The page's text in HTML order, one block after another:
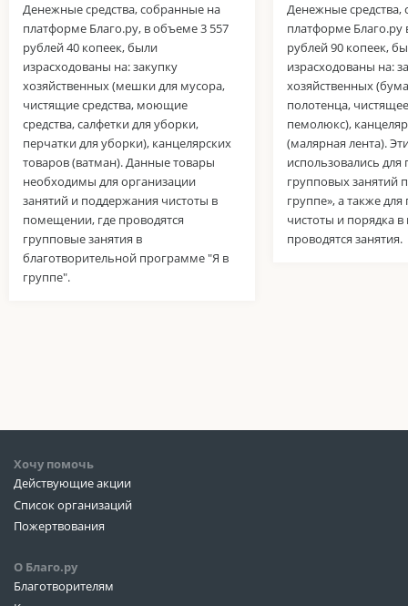
Денежные средства, собранные на
платформе Благо.ру, в объеме 3 557
рублей 40 копеек, были
израсходованы на: закупку
хозяйственных (мешки для мусора,
чистящие средства, моющие
средства, салфетки для уборки,
перчатки для уборки), канцелярских
товаров (ватман). Данные товары
необходимы для организации
занятий и поддержания чистоты в
помещении, где проводятся
групповые занятия в
благотворительной программе "Я в
группе".
Денежные средства,
платформе Благо.ру
рублей 90 копеек,
израсходованы на:
хозяйственных
полотенца,
пемолюкс),
(малярная лента).
использовались для
групповых занятий
группе», а также
чистоты и порядка
проводятся занятия.
Хочу помочь
Действующие акции
Список организаций
Пожертвования
О Благо.ру
Благотворителям